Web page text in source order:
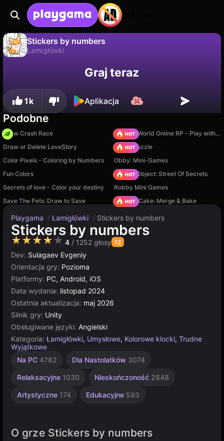
Stickers by numbers
Łamigłówki
Zapisz postępy! Nie
Graj teraz
1k Aplikacja
Podobne
Draw Crash Race
Sprunki World Online RP - Play with Friends!
Draw or Delete LoveStory
Arrow Puzzle
Color Pixels - Coloring by Numbers
Obby: Mini-Games
Fun Colors
Hidden Object: Street Of Secrets
Secrets of love - Color your destiny
Robby Mini Games
Save The Pets: Draw to Save
Piece of Cake: Merge & Bake
Playgama / Łamigłówki / Stickers by numbers
Stickers by numbers
★★★★★ 4 / 1252 głosy 12
Dev: Sulagaev Evgeniy
Orientacja gry: Pozioma
Platformy: PC, Android, iOS
Data wydania: listopad 2024
Ostatnia aktualizacja: maj 2026
Silnik gry: Unity
Obsługiwane języki: Angielski
Kategoria: Łamigłówki, Umysłowe, Kolorowe klocki, Trudne
Wyjątkowe
Na PC 4782 Dla Nastolatków 3074
Relaksacyjne 1030 Nieskończoność 2848
Artystyczne 174 Edukacyjne 593
Łamigłówki
Zręcznościowe
Komputerowe
Proste
Multiplayer
Unity
3175
O grze Stickers by numbers